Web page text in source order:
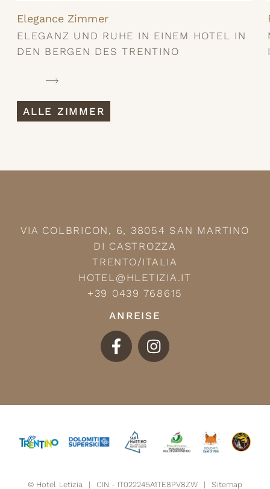
Elegance Zimmer
ELEGANZ UND RUHE IN EINEM HOTEL IN
DEN BERGEN DES TRENTINO
ALLE ZIMMER
VIA COLBRICON, 6, 38054 SAN MARTINO
DI CASTROZZA
TRENTO/ITALIA
HOTEL@HLETIZIA.IT
+39 0439 768615
ANREISE
© Hotel Letizia CIN - IT022245A1TE8PV8ZW Sitemap